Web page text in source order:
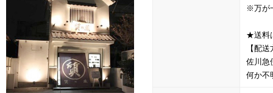
※万が
★送料
【配
佐川急
何か不